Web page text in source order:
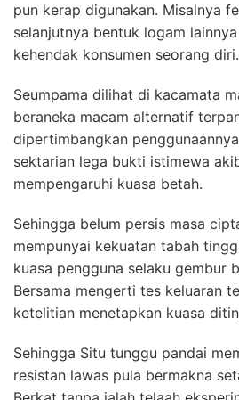
pun kerap digunakan. Misalnya
selanjutnya bentuk logam
kehendak konsumen seorang diri.
Seumpama dilihat di kacamata
beraneka macam alternatif
dipertimbangkan
sektarian lega bukti istimewa
mempengaruhi kuasa betah.
Sehingga belum persis masa
mempunyai kekuatan tabah
kuasa pengguna selaku gembur
Bersama mengerti tes keluaran
ketelitian menetapkan kuasa
Sehingga Situ tunggu pandai
resistan lawas pula bermakna